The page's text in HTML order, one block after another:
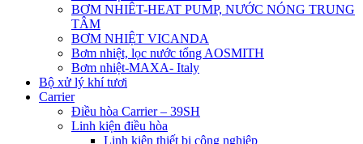
BƠM NHIÊT-HEAT PUMP, NƯỚC NÓNG TRUNG
TÂM
BƠM NHIỆT VICANDA
Bơm nhiệt, lọc nước tổng AOSMITH
Bơm nhiệt-MAXA- Italy
Bộ xử lý khí tươi
Carrier
Điều hòa Carrier – 39SH
Linh kiện điều hòa
Linh kiện thiết bị công nghiệp